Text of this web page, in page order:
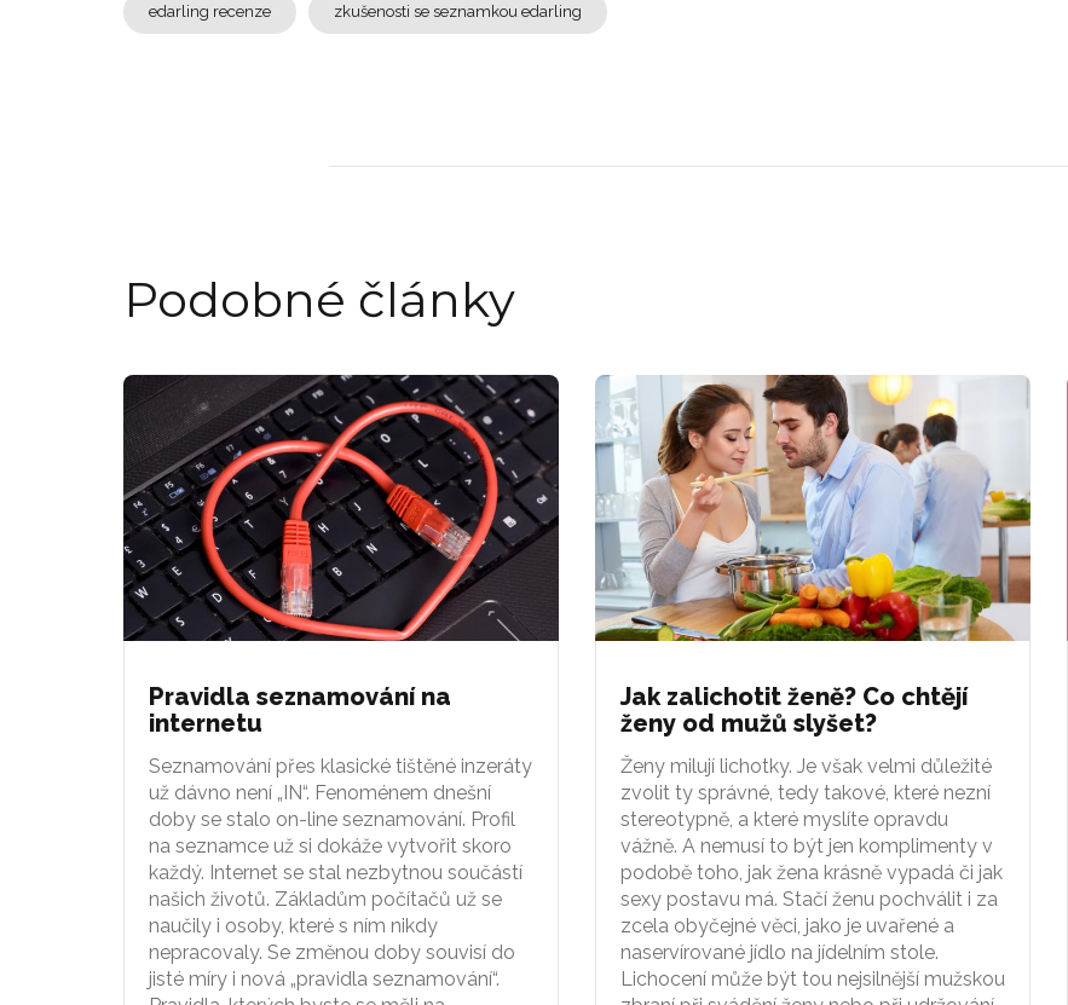
edarling recenze zkušenosti se seznamkou edarling
Podobné články
Pravidla seznamování na
internetu
Seznamování přes klasické tištěné inzeráty
už dávno není „IN“. Fenoménem dnešní
doby se stalo on-line seznamování. Profil
na seznamce už si dokáže vytvořit skoro
každý. Internet se stal nezbytnou součástí
našich životů. Základům počítačů už se
naučily i osoby, které s ním nikdy
nepracovaly. Se změnou doby souvisí do
jisté míry i nová „pravidla seznamování“.
Jak zalichotit ženě? Co chtějí
ženy od mužů slyšet?
Ženy milují lichotky. Je však velmi důležité
zvolit ty správné, tedy takové, které nezní
stereotypně, a které myslíte opravdu
vážně. A nemusí to být jen komplimenty v
podobě toho, jak žena krásně vypadá či jak
sexy postavu má. Stačí ženu pochválit i za
zcela obyčejné věci, jako je uvařené a
naservírované jídlo na jídelním stole.
Lichocení může být tou nejsilnější mužskou